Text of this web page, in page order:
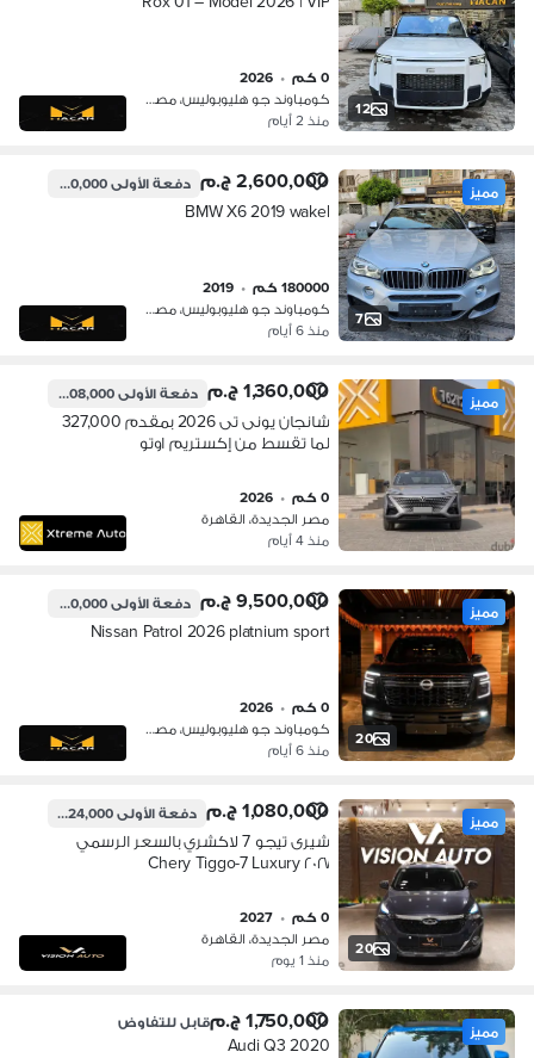
12
0 كم •
2026
كومباوند جو هليوبوليس، مصر الجديدة
منذ 2 أيام
7
مميز 2,600,000 ج.م دفعة الأولى780,000 ج.م
BMW X6 2019 wakel
180000 كم •
2019
كومباوند جو هليوبوليس، مصر الجديدة
منذ 6 أيام
مميز 1,360,000 ج.م دفعة الأولى408,000 ج.م
شانجان يونى تى 2026 بمقدم 327,000
لما تقسط من إكستريم اوتو
0 كم •
2026
مصر الجديدة، القاهرة
منذ 4 أيام
20
مميز 9,500,000 ج.م دفعة الأولى2,850,000 ج.م
Nissan Patrol 2026 platnium sport
0 كم •
2026
كومباوند جو هليوبوليس، مصر الجديدة
منذ 6 أيام
20
مميز 1,080,000 ج.م دفعة الأولى324,000 ج.م
شيرى تيجو 7 لاكشري بالسعر الرسمي
٢٠٢٧ Chery Tiggo-7 Luxury
0 كم •
2027
مصر الجديدة، القاهرة
منذ 1 يوم
مميز 1,750,000 ج.م قابل للتفاوض
Audi Q3 2020